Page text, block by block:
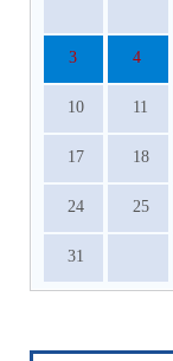
3 4
10 11
17 18
24 25
31